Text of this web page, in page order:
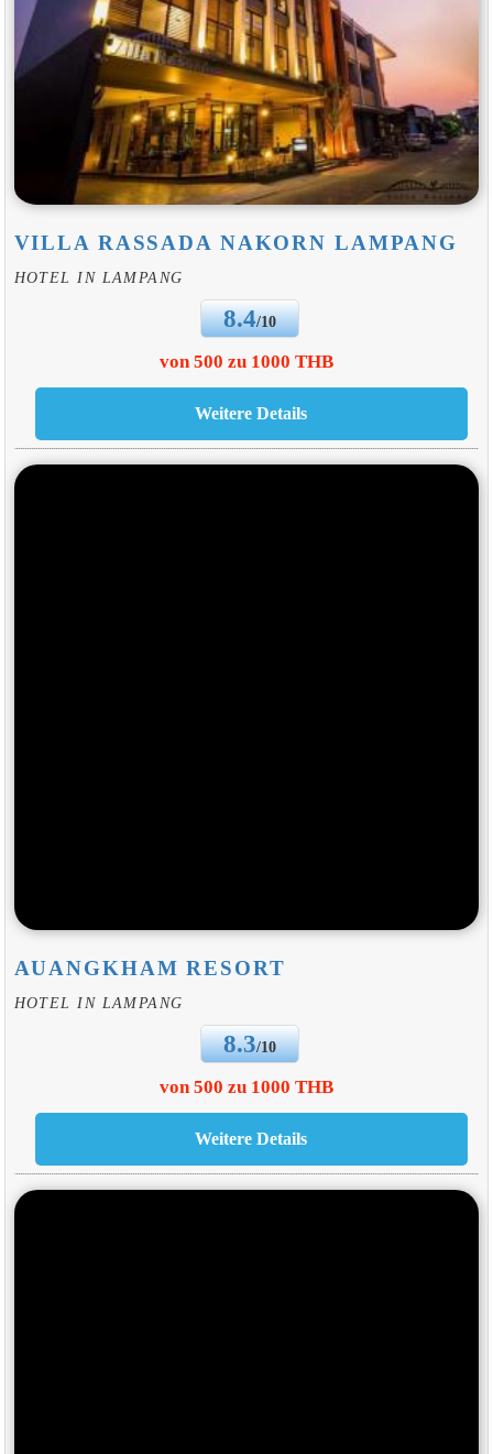
VILLA RASSADA NAKORN LAMPANG
HOTEL IN LAMPANG
8.4/10
von 500 zu 1000 THB
AUANGKHAM RESORT
HOTEL IN LAMPANG
8.3/10
von 500 zu 1000 THB